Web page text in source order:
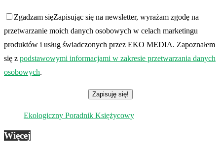
Zgadzam sięZapisując się na newsletter, wyrażam zgodę na
przetwarzanie moich danych osobowych w celach marketingu
produktów i usług świadczonych przez EKO MEDIA. Zapoznałem
się z podstawowymi informacjami w zakresie przetwarzania danych
osobowych.
Ekologiczny Poradnik Księżycowy
Więcej